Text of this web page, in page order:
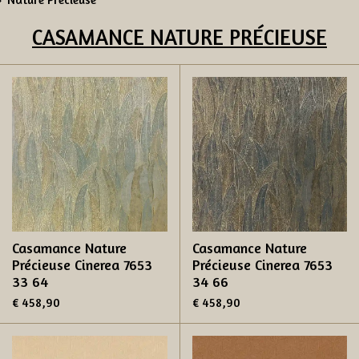
CASAMANCE NATURE PRÉCIEUSE
Casamance Nature
Précieuse Cinerea 7653
33 64
€ 458,90
Casamance Nature
Précieuse Cinerea 7653
34 66
€ 458,90